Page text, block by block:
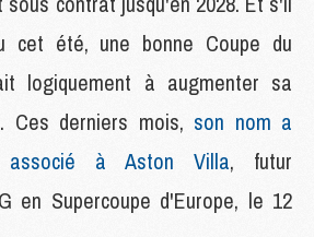
cet été, une bonne Coupe du
logiquement à augmenter sa
Ces derniers mois, son nom a
associé à Aston Villa, futur
en Supercoupe d'Europe, le 12